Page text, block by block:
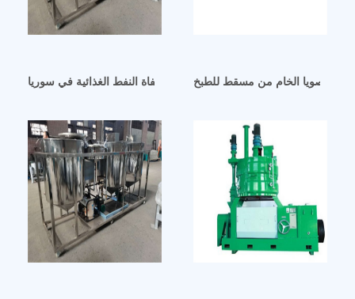
فيديوهات رائجة – مصفاة النفط الغذائية في سوريافول الصويا الخام من مسقط للطبخ